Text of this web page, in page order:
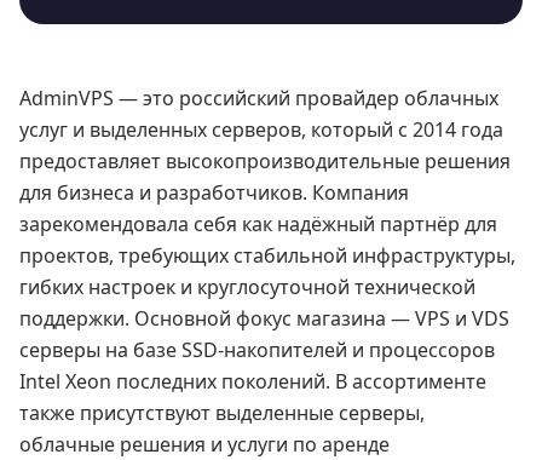
AdminVPS — это российский провайдер облачных
услуг и выделенных серверов, который с 2014 года
предоставляет высокопроизводительные решения
для бизнеса и разработчиков. Компания
зарекомендовала себя как надёжный партнёр для
проектов, требующих стабильной инфраструктуры,
гибких настроек и круглосуточной технической
поддержки. Основной фокус магазина — VPS и VDS
серверы на базе SSD-накопителей и процессоров
Intel Xeon последних поколений. В ассортименте
также присутствуют выделенные серверы,
облачные решения и услуги по аренде